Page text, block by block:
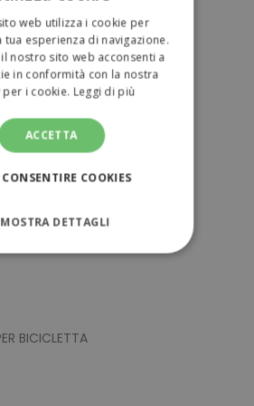
BICICLETTA
ENGLISH
web utilizza i cookie per
tua esperienza di navigazione.
nostro sito web acconsenti a
in conformità con la nostra
per i cookie. Leggi di più
ACCETTA
COOKIES
MOSTRA DETTAGLI
NECESSARI